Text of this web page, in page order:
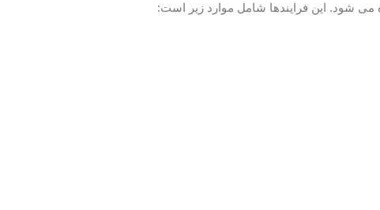
می شود. این فرایندها شامل موارد زیر است: